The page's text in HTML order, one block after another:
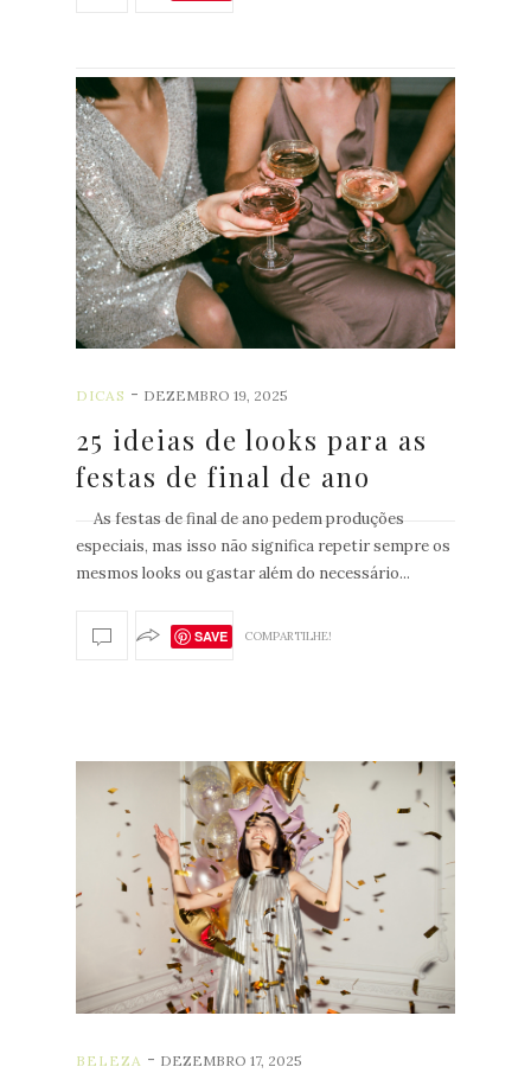
DICAS - DEZEMBRO 19, 2025
25 ideias de looks para as
festas de final de ano
As festas de final de ano pedem produções
especiais, mas isso não significa repetir sempre os
mesmos looks ou gastar além do necessário...
SAVE COMPARTILHE!
BELEZA - DEZEMBRO 17, 2025